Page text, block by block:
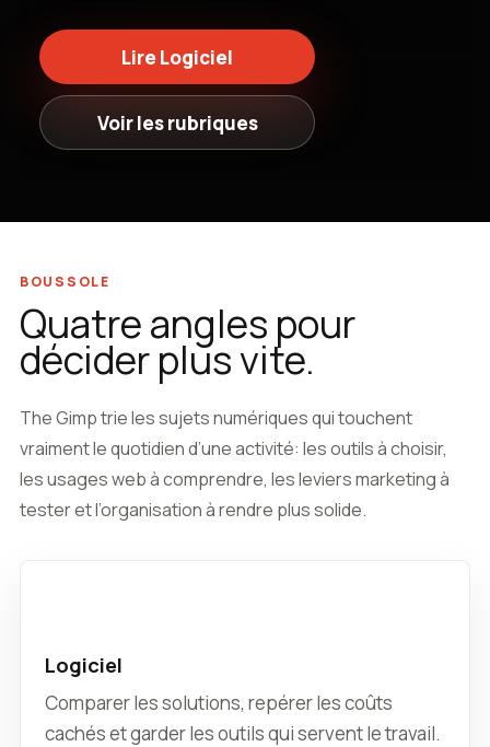
Lire Logiciel
Voir les rubriques
BOUSSOLE
Quatre angles pour
décider plus vite.
The Gimp trie les sujets numériques qui touchent
vraiment le quotidien d’une activité: les outils à choisir,
les usages web à comprendre, les leviers marketing à
tester et l’organisation à rendre plus solide.
Logiciel
Comparer les solutions, repérer les coûts
cachés et garder les outils qui servent le travail.